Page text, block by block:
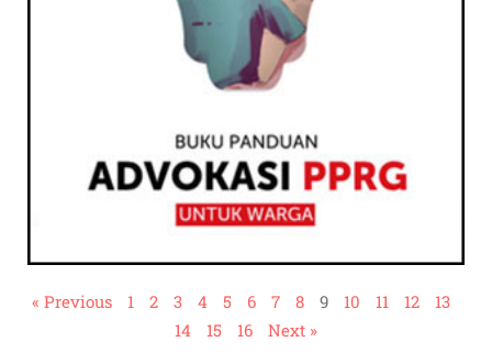
« Previous 1 2 3 4 5 6 7 8 9 10 11 12
13
14
15 16 Next »